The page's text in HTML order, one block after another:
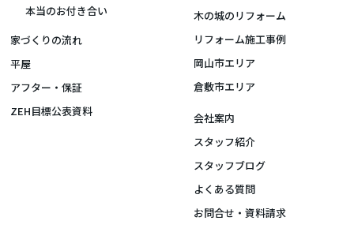
本当のお付き合い
家づくりの流れ
平屋
アフター・保証
ZEH目標公表資料
木の城のリフォーム
リフォーム施工事例
岡山市エリア
倉敷市エリア
会社案内
スタッフ紹介
スタッフブログ
よくある質問
お問合せ・資料請求